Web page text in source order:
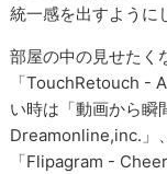
統一感を出すように
部屋の中の見せたく
「TouchRetouch -
い時は「動画から瞬
Dreamonline,inc.」
「Flipagram -